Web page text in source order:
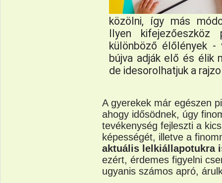
közölni, így más
Ilyen
különböző élőlények
bújva adják elő és élik
de idesorolhatjuk a
A gyerekek már egészen
ahogy idősödnek, úgy
tevékenység fejleszti a
képességét, illetve a
aktuális lelkiállapotukra
ezért, érdemes figyelni
ugyanis számos apró,